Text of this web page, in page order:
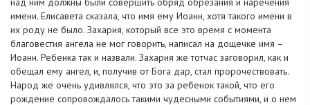
имени. Елисавета сказала, что имя ему Иоанн, хотя такого имени в
их роду не было. Захария, который все это время с момента
благовестия ангела не мог говорить, написал на дощечке имя –
Иоанн. Ребенка так и назвали. Захария же тотчас заговорил, как и
обещал ему ангел, и, получив от Бога дар, стал пророчествовать.
Народ же очень удивлялся, что это за ребенок такой, что его
рождение сопровождалось такими чудесными событиями, и о нем